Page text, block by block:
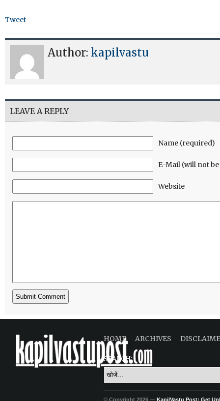
Tweet
Author: kapilvastu
LEAVE A REPLY
Name (required)
E-Mail (will not
Website
HOME ARCHIVES
SEARCH:
© Copyright 2026 — KapilVastu Post: Get